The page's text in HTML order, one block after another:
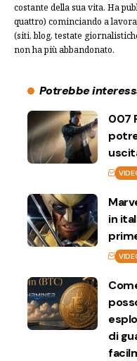
costante della sua vita. Ha
quattro) cominciando a
(siti, blog, testate
non ha più abbandonato.
Potrebbe
007
in
di